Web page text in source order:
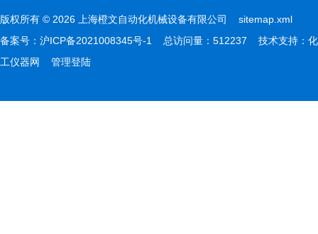
版权所有 © 2026 上海橙文自动化机械设备有限公司 sitemap.xml
备案号： 沪ICP备2021008345号-1 总访问量：512237 技术支持： 化
工仪器网
管理登陆